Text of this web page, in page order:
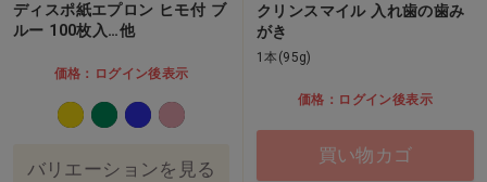
ディスポ紙エプロン ヒモ付 ブ
ルー 100枚入…他
価格：ログイン後表示
バリエーションを見る
クリンスマイル 入れ歯の歯み
がき
1本(95g)
価格：ログイン後表示
買い物カゴ